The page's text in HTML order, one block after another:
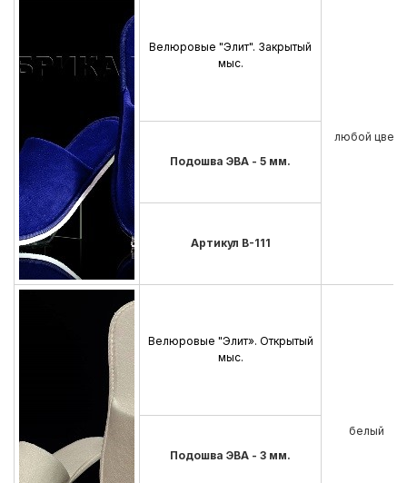
Велюровые "Элит". Закрытый
мыс.
любой цвет
Подошва ЭВА - 5 мм.
Артикул В-111
Велюровые "Элит». Открытый
мыс.
белый
Подошва ЭВА - 3 мм.